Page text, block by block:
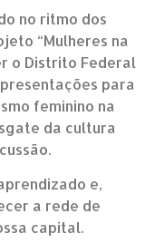
no ritmo dos
“Mulheres na
o Distrito Federal
para
feminino na
da cultura
e,
a rede de
capital.